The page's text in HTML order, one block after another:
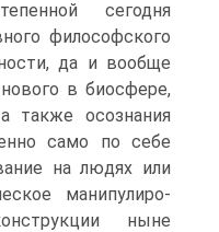
сего­дня
философского
да и вообще
в биосфере,
также осознания
само по себе
на людях или
манипулиро­
ныне